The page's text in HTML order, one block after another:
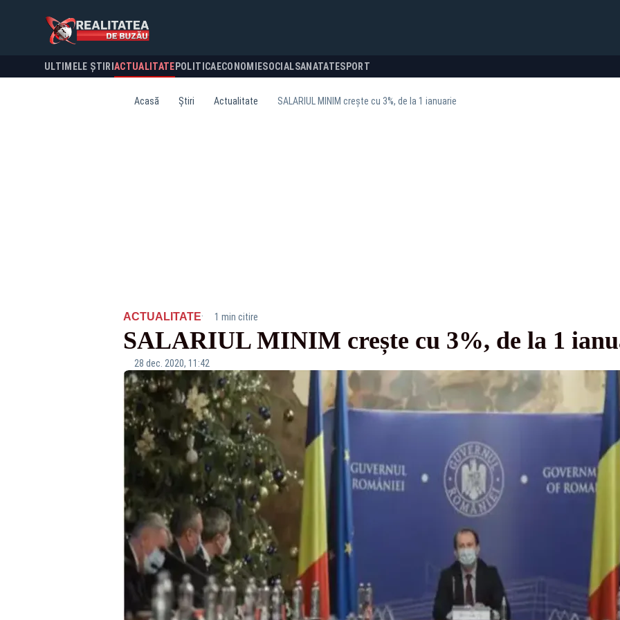
ULTIMELE ȘTIRI ACTUALITATE POLITICA ECONOMIESOCIALSANATATESPORT
Acasă Știri Actualitate SALARIUL MINIM crește cu 3%, de la 1 ianuarie
ACTUALITATE· 1 min citire
SALARIUL MINIM crește cu 3%, de la 1
28 dec. 2020, 11:42